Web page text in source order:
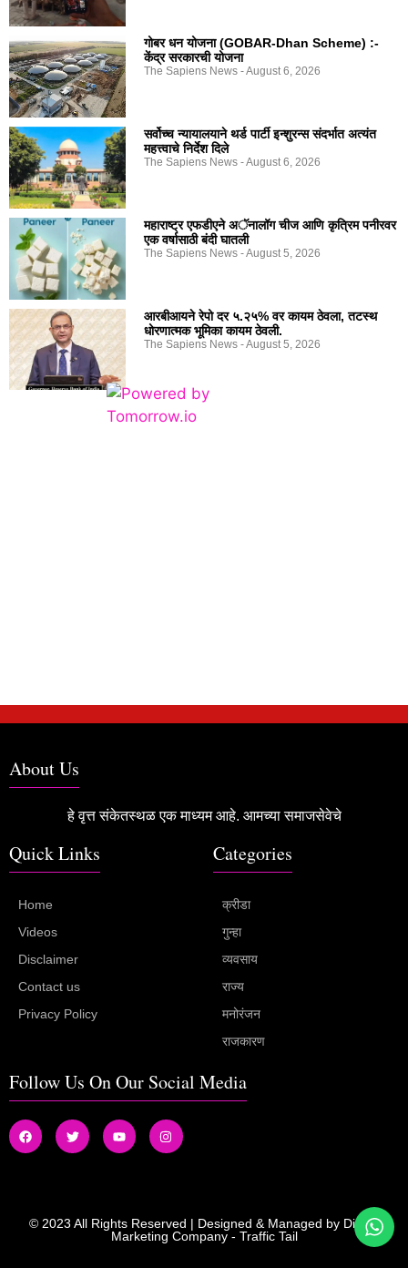
गोबर धन योजना (GOBAR-Dhan Scheme) :-
केंद्र सरकारची योजना
The Sapiens News August 6, 2026
सर्वोच्च न्यायालयाने थर्ड पार्टी इन्शुरन्स संदर्भात अत्यंत
महत्त्वाचे निर्देश दिले
The Sapiens News August 6, 2026
महाराष्ट्र एफडीएने अॅनालॉग चीज आणि कृत्रिम पनीरवर
एक वर्षासाठी बंदी घातली
The Sapiens News August 5, 2026
आरबीआयने रेपो दर ५.२५% वर कायम ठेवला, तटस्थ
धोरणात्मक भूमिका कायम ठेवली.
The Sapiens News August 5, 2026
About Us
हे वृत्त संकेतस्थळ एक माध्यम आहे. आमच्या समाजसेवेचे
Quick Links
Home
Videos
Disclaimer
Contact us
Privacy Policy
Categories
क्रीडा
गुन्हा
व्यवसाय
राज्य
मनोरंजन
राजकारण
Follow Us On Our Social Media
© 2023 All Rights Reserved | Designed & Managed by Digital
Marketing Company - Traffic Tail